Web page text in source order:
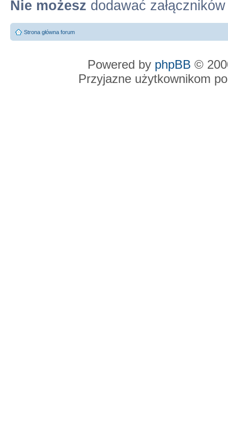
Nie możesz dodawać załączników
Strona główna forum
Powered by phpBB ©
Przyjazne użytkownikom